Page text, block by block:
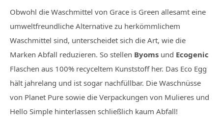
Obwohl die Waschmittel von Grace is Green allesamt eine
umweltfreundliche Alternative zu herkömmlichem
Waschmittel sind, unterscheidet sich die Art, wie die
Marken Abfall reduzieren. So stellen Byoms und Ecogenic
Flaschen aus 100% recyceltem Kunststoff her. Das Eco Egg
hält jahrelang und ist sogar nachfüllbar. Die Waschnüsse
von Planet Pure sowie die Verpackungen von Mulieres und
Hello Simple hinterlassen schließlich kaum Abfall!